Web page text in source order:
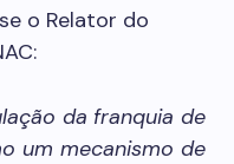
o Relator do
da franquia de
um mecanismo de